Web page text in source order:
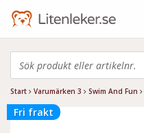
Start Varumärken 3 Swim And Fun
Fri frakt